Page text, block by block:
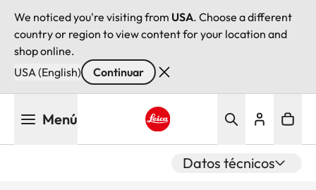
We noticed you're visiting from USA. Choose a different
country or region to view content for your location and
shop online.
USA (English)
Continuar
Menú
Datos técnicos